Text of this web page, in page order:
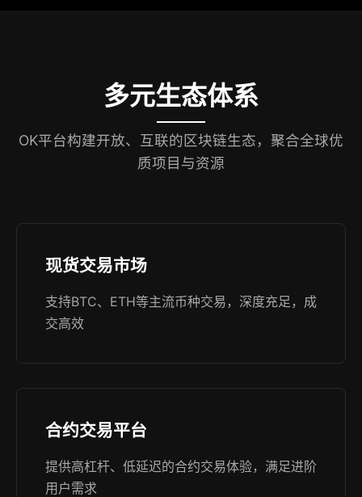
多元生态体系
OK平台构建开放、互联的区块链生态，聚合全球优
质项目与资源
现货交易市场
支持BTC、ETH等主流币种交易，深度充足，成
交高效
合约交易平台
提供高杠杆、低延迟的合约交易体验，满足进阶
用户需求